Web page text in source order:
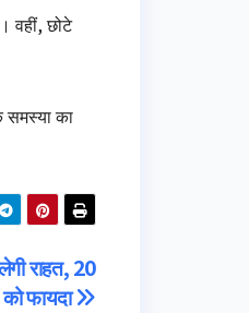
वहीं, छोटे
समस्या का
राहत, 20
फायदा